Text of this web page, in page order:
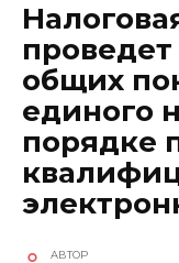
общих
единого
порядке
АВТОР